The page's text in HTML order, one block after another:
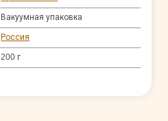
Вакуумная упаковка
Россия
200 г